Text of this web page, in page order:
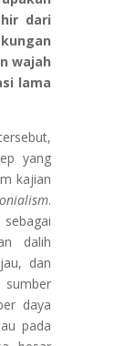
dari
wajah
lama
yang
kajian
.
dalih
dan
daya
pada